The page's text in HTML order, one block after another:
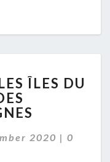
ÎLES DU
2020 | 0